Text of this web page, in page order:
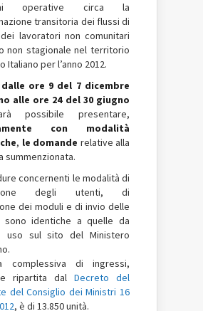
operative circa la
transitoria dei flussi di
lavoratori non comunitari
non stagionale nel territorio
Italiano per l’anno 2012.
dalle ore 9 del 7 dicembre
alle ore 24 del 30 giugno
possibile presentare,
con modalità
, le domande relative alla
summenzionata.
concernenti le modalità di
degli utenti, di
dei moduli e di invio delle
sono identiche a quelle da
uso sul sito del Ministero
complessiva di ingressi,
ripartita dal Decreto del
del Consiglio dei Ministri 16
, è di 13.850 unità.